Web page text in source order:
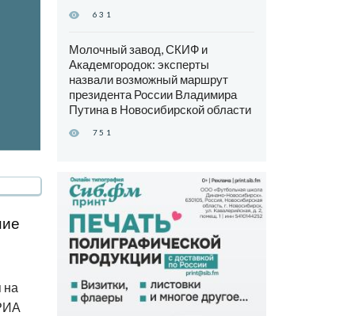
на
631
Молочный завод, СКИФ и
Академгородок: эксперты
назвали возможный маршрут
президента России Владимира
Путина в Новосибирской области
751